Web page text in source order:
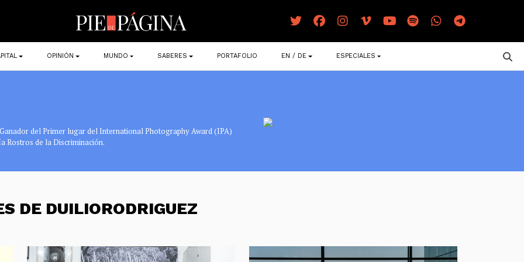
OPINIÓN MUNDO SABERES PORTAFOLIO EN / DE ESPECIALES
del Primer lugar del International Photography Award (IPA)
Rostros de la Discriminación.
DE DUILIORODRIGUEZ